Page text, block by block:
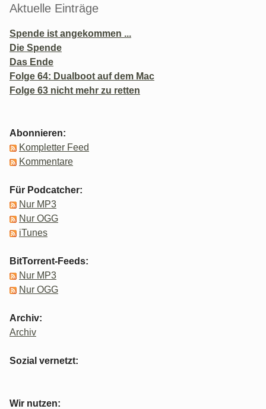
Aktuelle Einträge
Spende ist angekommen ...
Die Spende
Das Ende
Folge 64: Dualboot auf dem Mac
Folge 63 nicht mehr zu retten
Abonnieren:
Kompletter Feed
Kommentare
Für Podcatcher:
Nur MP3
Nur OGG
iTunes
BitTorrent-Feeds:
Nur MP3
Nur OGG
Archiv:
Archiv
Sozial vernetzt:
Wir nutzen: